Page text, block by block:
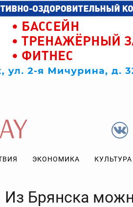
ЭКОНОМИКА КУЛЬТУРА
Из Брянска